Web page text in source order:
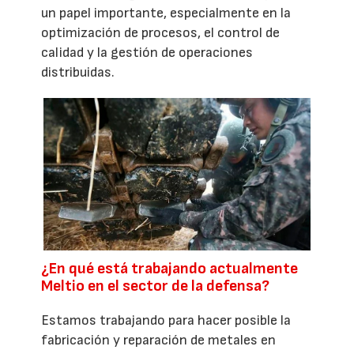
un papel importante, especialmente en la
optimización de procesos, el control de
calidad y la gestión de operaciones
distribuidas.
¿En qué está trabajando actualmente
Meltio en el sector de la defensa?
Estamos trabajando para hacer posible la
fabricación y reparación de metales en